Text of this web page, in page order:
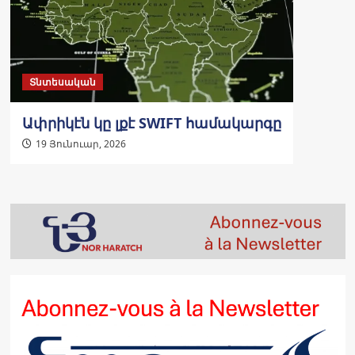
Տնտեսական
Ափրիկէն կը լքէ SWIFT համակարգը
19 Յունուար, 2026